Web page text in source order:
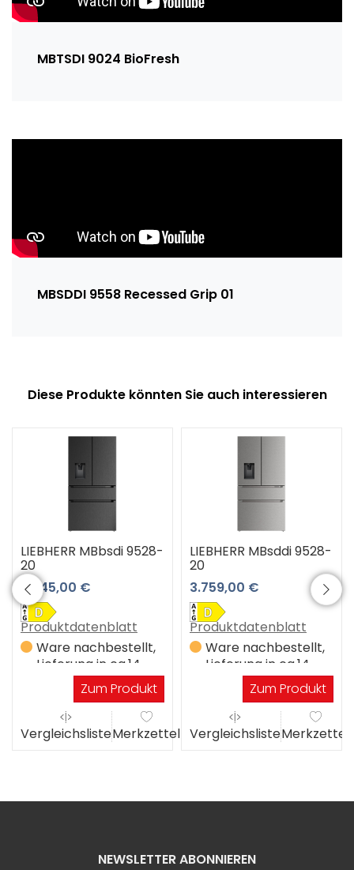
MBTSDI 9024 BioFresh
MBSDDI 9558 Recessed Grip 01
Diese Produkte könnten Sie auch interessieren
LIEBHERR MBbsdi 9528-
20
3.945,00 €
Produktdatenblatt
Ware nachbestellt,
Lieferung in ca.14
WerktagenZum Produkt
VergleichslisteMerkzettel
LIEBHERR MBsddi 9528-
20
3.759,00 €
Produktdatenblatt
Ware nachbestellt,
Lieferung in ca.14
WerktagenZum Produkt
VergleichslisteMerkzettel
NEWSLETTER ABONNIEREN